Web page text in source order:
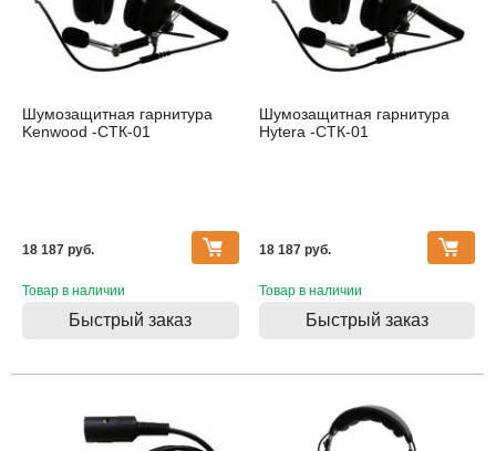
Шумозащитная гарнитура
Kenwood -СТК-01
18 187 pуб.
Товар в наличии
Быстрый заказ
Шумозащитная гарнитура
Hytera -СТК-01
18 187 pуб.
Товар в наличии
Быстрый заказ